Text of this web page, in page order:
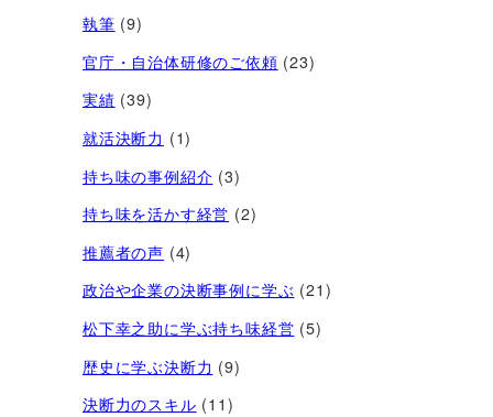
執筆 (9)
官庁・自治体研修のご依頼 (23)
実績 (39)
就活決断力 (1)
持ち味の事例紹介 (3)
持ち味を活かす経営​ (2)
推薦者の声 (4)
政治や企業の決断事例に学ぶ (21)
松下幸之助に学ぶ持ち味経営 (5)
歴史に学ぶ決断力 (9)
決断力のスキル (11)